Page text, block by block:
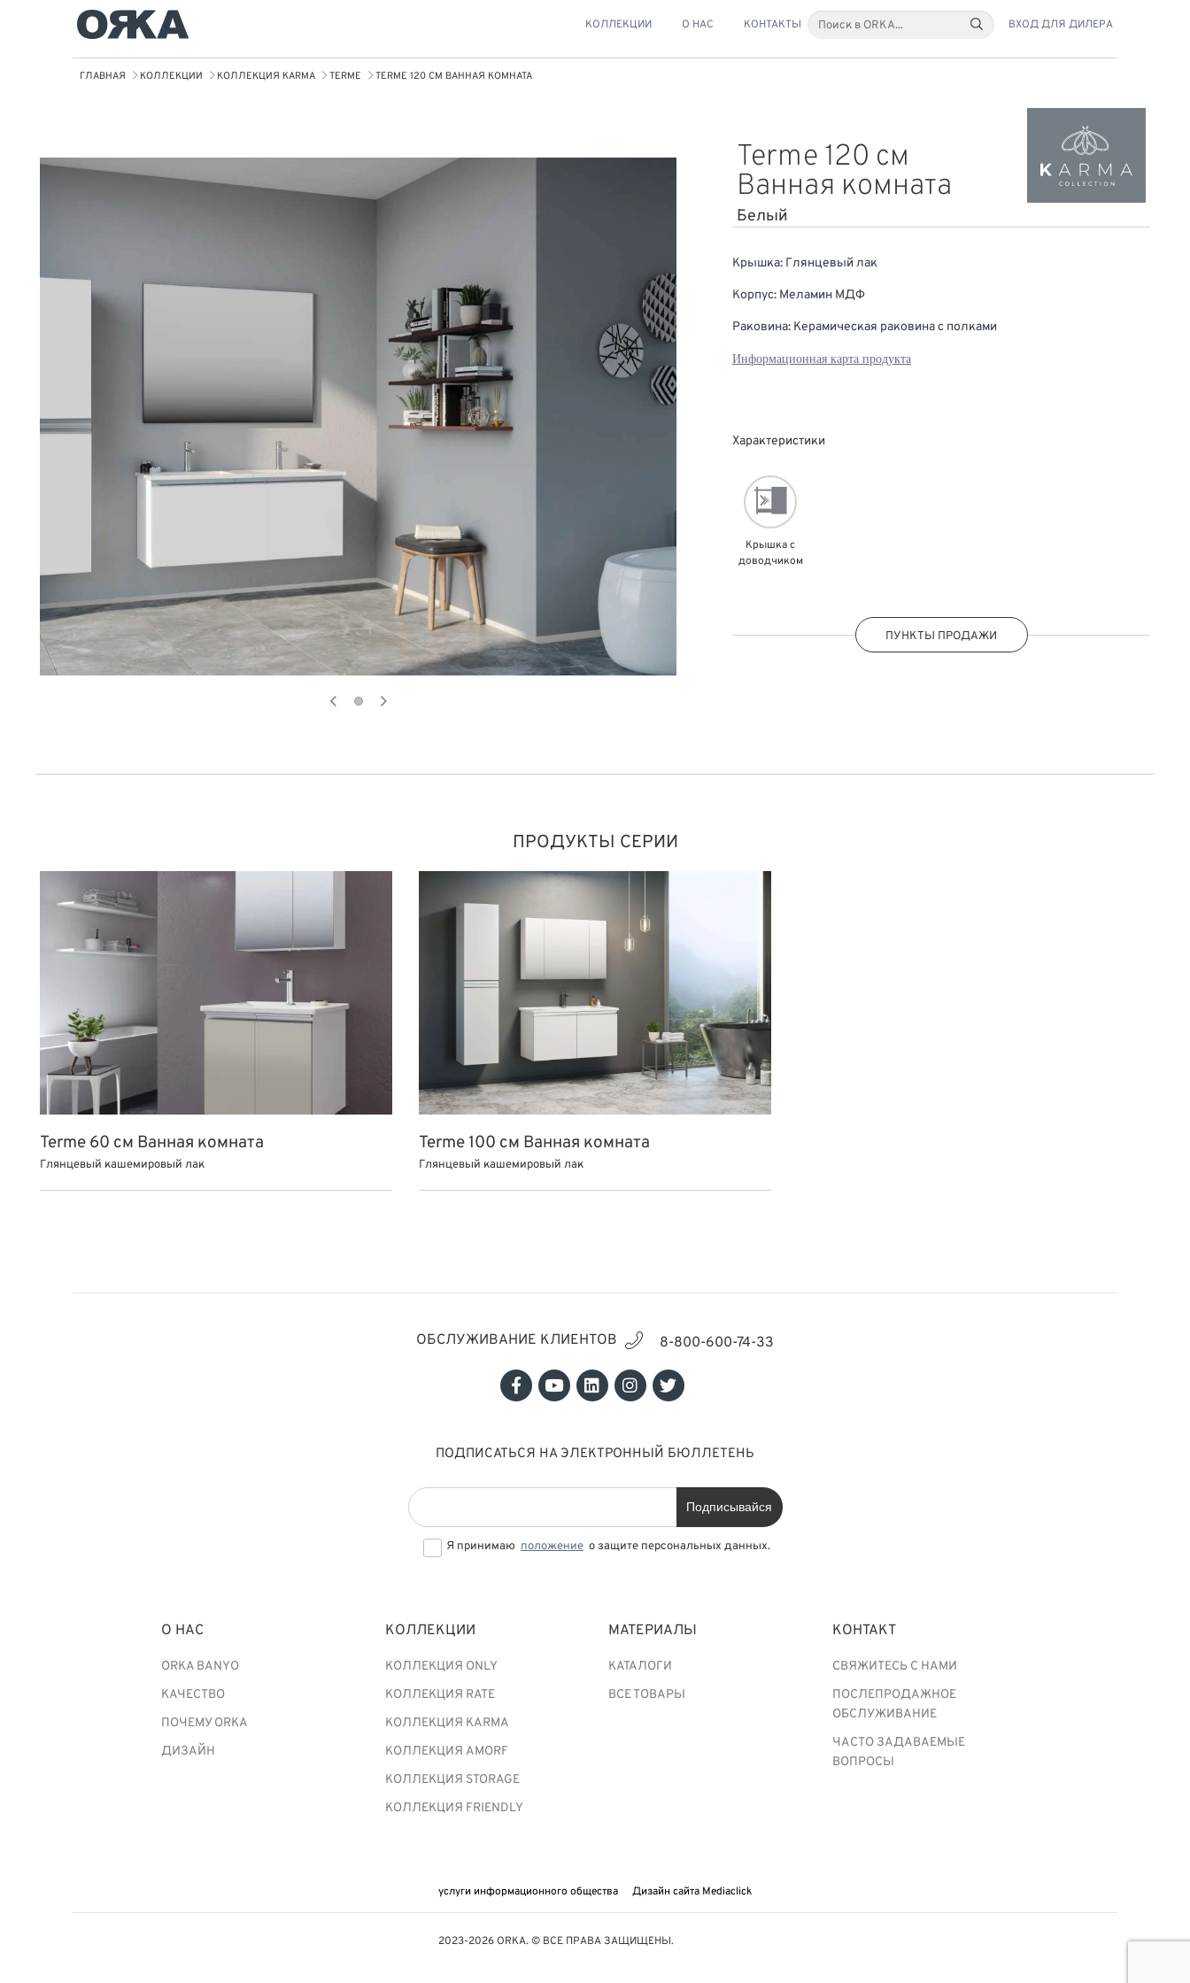
КОЛЛЕКЦИИ О НАС КОНТАКТЫ ВХОД ДЛЯ ДИЛЕРА
ГЛАВНАЯ КОЛЛЕКЦИИ КОЛЛЕКЦИЯ KARMA TERME TERME 120 СМ ВАННАЯ КОМНАТА
Terme 120 см
Ванная комната
Белый
Крышка: Глянцевый лак
Корпус: Меламин МДФ
Раковина: Керамическая раковина с полками
Информационная карта продукта
Характеристики
Крышка с
доводчиком
ПУНКТЫ ПРОДАЖИ
ПРОДУКТЫ СЕРИИ
Terme 60 см Ванная комната
Глянцевый кашемировый лак
Terme 100 см Ванная комната
Глянцевый кашемировый лак
ОБСЛУЖИВАНИЕ КЛИЕНТОВ 8-800-600-74-33
ПОДПИСАТЬСЯ НА ЭЛЕКТРОННЫЙ БЮЛЛЕТЕНЬ
Подписывайся
Я принимаю положение о защите персональных данных.
О НАС
ORKA BANYO
КАЧЕСТВО
ПОЧЕМУ ORKA
ДИЗАЙН
КОЛЛЕКЦИИ
КОЛЛЕКЦИЯ ONLY
КОЛЛЕКЦИЯ RATE
КОЛЛЕКЦИЯ KARMA
КОЛЛЕКЦИЯ AMORF
КОЛЛЕКЦИЯ STORAGE
КОЛЛЕКЦИЯ FRIENDLY
МАТЕРИАЛЫ
КАТАЛОГИ
ВСЕ ТОВАРЫ
КОНТАКТ
СВЯЖИТЕСЬ С НАМИ
ПОСЛЕПРОДАЖНОЕ
ОБСЛУЖИВАНИЕ
ЧАСТО ЗАДАВАЕМЫЕ
ВОПРОСЫ
услуги информационного общества Дизайн сайта Mediaclick
2023-2026 ORKA. © ВСЕ ПРАВА ЗАЩИЩЕНЫ.